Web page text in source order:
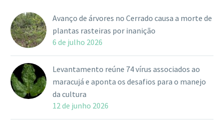
Avanço de árvores no Cerrado causa a morte de
plantas rasteiras por inanição
6 de julho 2026
Levantamento reúne 74 vírus associados ao
maracujá e aponta os desafios para o manejo
da cultura
12 de junho 2026